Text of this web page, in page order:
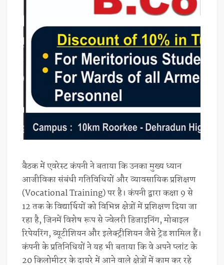
बैठक में एवरेस्ट कंपनी ने बताया कि उनका मुख्य ध्यान
आजीविका संबंधी गतिविधियों और व्यावसायिक प्रशिक्षण
(Vocational Training) पर है। कंपनी द्वारा कक्षा 9 से
12 तक के विद्यार्थियों को विभिन्न क्षेत्रों में प्रशिक्षण दिया जा
रहा है, जिनमें विशेष रूप से ज्वेलरी डिजाइनिंग, मोबाइल
रिपेयरिंग, ब्यूटीशियन और इलेक्ट्रीशियन जैसे ट्रेड शामिल हैं।
कंपनी के प्रतिनिधियों ने यह भी बताया कि वे अपने प्लांट के
20 किलोमीटर के दायरे में आने वाले क्षेत्रों में काम कर रहे